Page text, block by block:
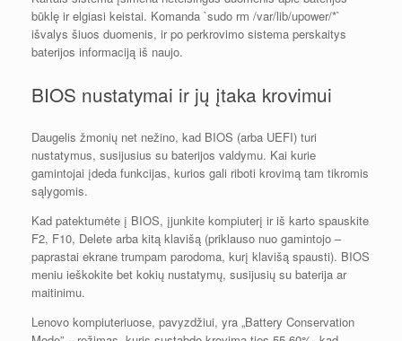
būklę ir elgiasi keistai. Komanda `sudo rm /var/lib/upower/*`
išvalys šiuos duomenis, ir po perkrovimo sistema perskaitys
baterijos informaciją iš naujo.
BIOS nustatymai ir jų įtaka krovimui
Daugelis žmonių net nežino, kad BIOS (arba UEFI) turi
nustatymus, susijusius su baterijos valdymu. Kai kurie
gamintojai įdeda funkcijas, kurios gali riboti krovimą tam tikromis
sąlygomis.
Kad patektumėte į BIOS, įjunkite kompiuterį ir iš karto spauskite
F2, F10, Delete arba kitą klavišą (priklauso nuo gamintojo –
paprastai ekrane trumpam parodoma, kurį klavišą spausti). BIOS
meniu ieškokite bet kokių nustatymų, susijusių su baterija ar
maitinimu.
Lenovo kompiuteriuose, pavyzdžiui, yra „Battery Conservation